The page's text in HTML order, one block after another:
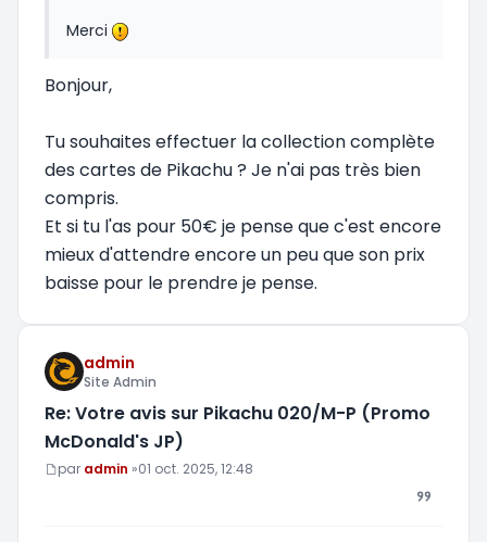
Merci
Bonjour,
Tu souhaites effectuer la collection complète
des cartes de Pikachu ? Je n'ai pas très bien
compris.
Et si tu l'as pour 50€ je pense que c'est encore
mieux d'attendre encore un peu que son prix
baisse pour le prendre je pense.
admin
Site Admin
Re: Votre avis sur Pikachu 020/M-P (Promo
McDonald's JP)
Message
par admin »01 oct. 2025, 12:48